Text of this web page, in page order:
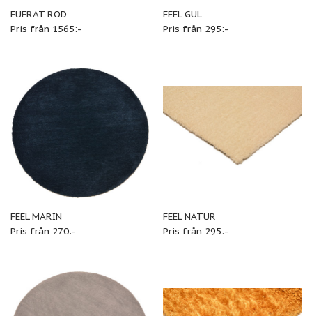
EUFRAT RÖD
Pris från 1565:-
FEEL GUL
Pris från 295:-
FEEL MARIN
Pris från 270:-
FEEL NATUR
Pris från 295:-